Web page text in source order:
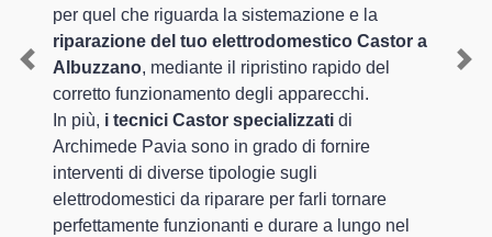
per quel che riguarda la sistemazione e la
riparazione del tuo elettrodomestico Castor a
Albuzzano, mediante il ripristino rapido del
corretto funzionamento degli apparecchi.
In più, i tecnici Castor specializzati di
Archimede Pavia sono in grado di fornire
interventi di diverse tipologie sugli
elettrodomestici da riparare per farli tornare
perfettamente funzionanti e durare a lungo nel
Previous